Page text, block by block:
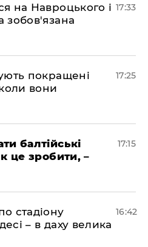
на Навроцького і
зобов'язана
17:33
покращені
вони
17:25
балтійські
це зробити, –
17:15
стадіону
– в даху велика
16:42